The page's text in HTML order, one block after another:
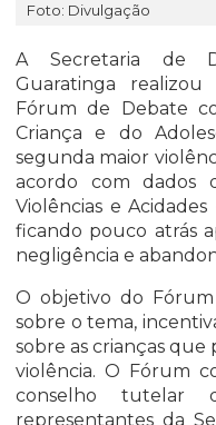
Foto: Divulgação
A Secretaria de
Guaratinga realizou
Fórum de Debate
Criança e do
segunda maior
acordo com dados
Violências e
ficando pouco atrás
negligência e
O objetivo do Fórum
sobre o tema,
sobre as crianças
violência. O Fórum
conselho tutelar
representantes da